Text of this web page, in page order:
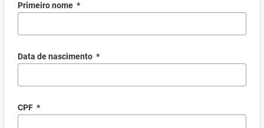
Primeiro nome *
Data de nascimento *
CPF *